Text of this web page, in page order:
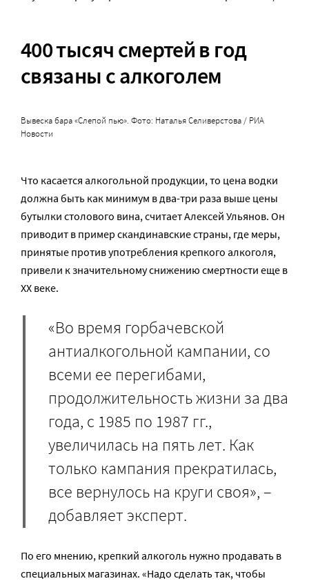
400 тысяч смертей в год
связаны с алкоголем
Вывеска бара «Слепой пью». Фото: Наталья Селиверстова / РИА
Новости
Что касается алкогольной продукции, то цена водки
должна быть как минимум в два-три раза выше цены
бутылки столового вина, считает Алексей Ульянов. Он
приводит в пример скандинавские страны, где меры,
принятые против употребления крепкого алкоголя,
привели к значительному снижению смертности еще в
XX веке.
«Во время горбачевской
антиалкогольной кампании, со
всеми ее перегибами,
продолжительность жизни за два
года, с 1985 по 1987 гг.,
увеличилась на пять лет. Как
только кампания прекратилась,
все вернулось на круги своя», –
добавляет эксперт.
По его мнению, крепкий алкоголь нужно продавать в
специальных магазинах. «Надо сделать так, чтобы